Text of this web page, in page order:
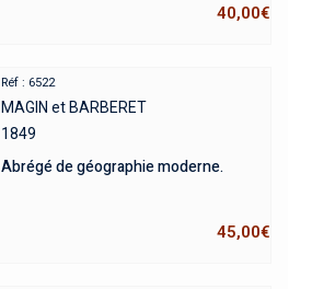
40,00€
Réf : 6522
MAGIN et BARBERET
1849
Abrégé de géographie moderne.
45,00€